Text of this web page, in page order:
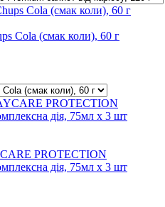
Cola (смак коли), 60 г
PROTECTION
дія, 75мл х 3 шт